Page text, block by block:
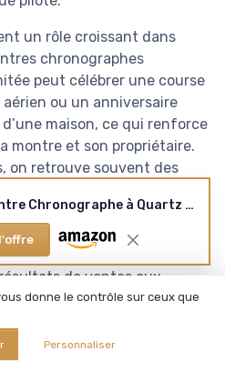
un rôle croissant dans
chronographes
peut célébrer une course
ou un anniversaire
maison, ce qui renforce
montre et son propriétaire.
on retrouve souvent des
une pierre décorative sur
ce qui justifie un prix
tenue de valeur dans le
bien conservés, comme
de ventes aux
maisons de vente.
combinaison d’un
fort et d’une
Lacoste Montre Chronographe à Quartz Collection Boston pour Homme avec Bracelet en Cuir ou en Acier Inoxydable en Maillons ou Maille Noir Metal
donne le contrôle sur ceux que
Personnaliser